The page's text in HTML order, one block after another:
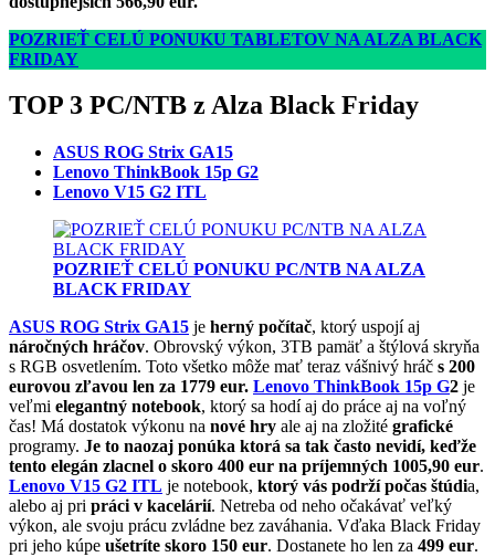
POZRIEŤ CELÚ PONUKU TABLETOV NA ALZA BLACK
FRIDAY
TOP 3 PC/NTB z Alza Black Friday
ASUS ROG Strix GA15
Lenovo ThinkBook 15p G2
Lenovo V15 G2 ITL
POZRIEŤ CELÚ PONUKU PC/NTB NA ALZA
BLACK FRIDAY
ASUS ROG Strix GA15 je herný počítač, ktorý uspojí aj
náročných hráčov. Obrovský výkon, 3TB pamäť a štýlová skryňa
s RGB osvetlením. Toto všetko môže mať teraz vášnivý hráč s 200
eurovou zľavou len za 1779 eur. Lenovo ThinkBook 15p G2 je
veľmi elegantný notebook, ktorý sa hodí aj do práce aj na voľný
čas! Má dostatok výkonu na nové hry ale aj na zložité grafické
programy. Je to naozaj ponúka ktorá sa tak často nevidí, keďže
tento elegán zlacnel o skoro 400 eur na príjemných 1005,90 eur.
Lenovo V15 G2 ITL je notebook, ktorý vás podrží počas štúdia,
alebo aj pri práci v kacelárií. Netreba od neho očakávať veľký
výkon, ale svoju prácu zvládne bez zaváhania. Vďaka Black Friday
pri jeho kúpe ušetríte skoro 150 eur. Dostanete ho len za 499 eur.